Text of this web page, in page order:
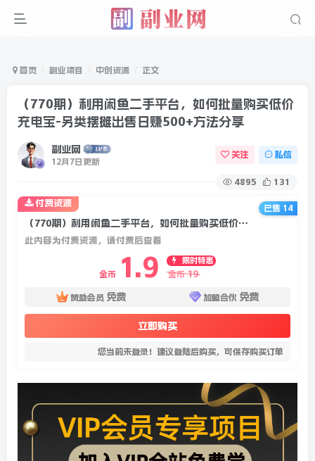
首页 副业项目 中创资源 正文
（770期）利用闲鱼二手平台，如何批量购买低价
充电宝-另类摆摊出售日赚500+方法分享
副业网
12月7日更新
关注 私信
4895 131
（770期）利用闲鱼二手平台，如何批量购买低价充电宝-另类摆摊出售日赚500+方法分享
此内容为付费资源，请付费后查看
金币 1.9
限时特惠
金币 19
赞助会员 免费 加盟合伙 免费
立即购买
您当前未登录！建议登陆后购买，可保存购买订单
付费资源
已售 14